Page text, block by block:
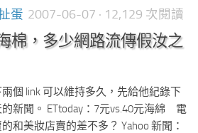
蛋 2007-06-07 · 12,129 次閱讀
棉，多少網路流傳假汝之
個 link 可以維持多久，先給他紀錄下
新聞。 ETtoday：7元vs.40元海綿 電
和美妝店賣的差不多？ Yahoo 新聞：